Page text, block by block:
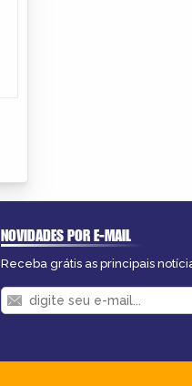
NOVIDADES POR E-MAIL
Receba grátis as principais